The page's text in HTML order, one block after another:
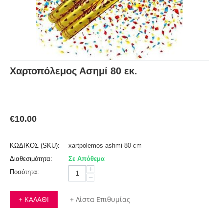
Χαρτοπόλεμος Ασημί 80 εκ.
€10.00
ΚΩΔΙΚΟΣ (SKU):
xartpolemos-ashmi-80-cm
Διαθεσιμότητα:
Σε Απόθεμα
Ποσότητα:
+
−
+ ΚΑΛΆΘΙ + Λίστα Επιθυμίας